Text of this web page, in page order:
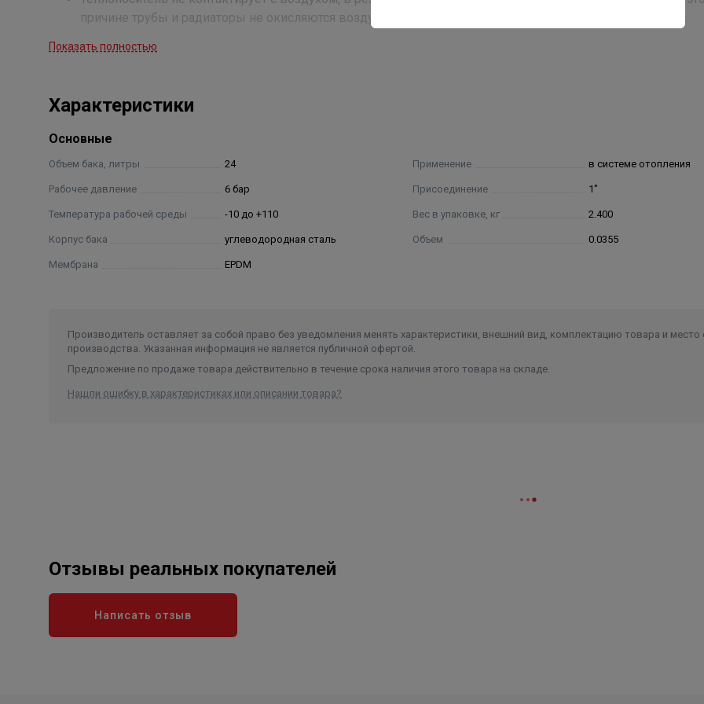
причине трубы и радиаторы не окисляются воздухом, что способствует увеличению их срока службы.
Отсутствует вероятность появления воздушных пробок, которые в баках открытого типа возникают в
мембранных расширительных баков для системы отопления существенно облегчена.
Показать полностью
Характеристики
Основные
Объем бака, литры 24
Рабочее давление 6 бар
Температура рабочей среды -10 до +110
Корпус бака углеводородная сталь
Мембрана EPDM
Применение в системе отопления
Присоединение 1"
Вес в упаковке, кг 2.400
Объем 0.0355
Производитель оставляет за собой право без уведомления менять характеристики, внешний вид, комплектацию товара и место
производства. Указанная информация не является публичной офертой.
Предложение по продаже товара действительно в течение срока наличия этого товара на складе.
Нашли ошибку в характеристиках или описании товара?
Отзывы реальных покупателей
Написать отзыв